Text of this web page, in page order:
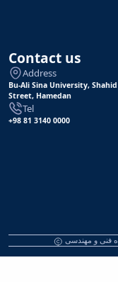
Contact us
Address
Bu-Ali Sina University,
Street, Hamedan
Tel
+98 81 3140 0000